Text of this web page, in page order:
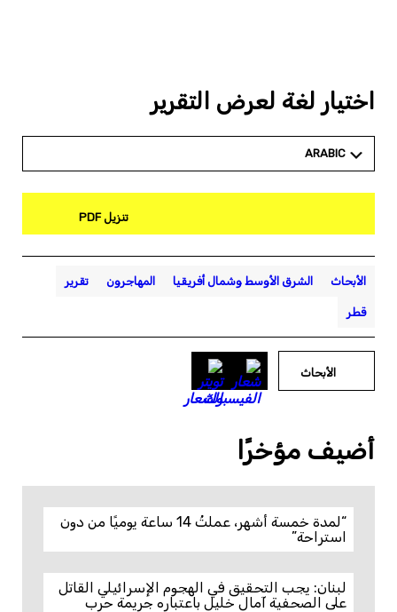
اختيار لغة لعرض التقرير
ARABIC
تنزيل PDF
الأبحاث الشرق الأوسط وشمال أفريقيا المهاجرون تقرير
قطر
الأبحاث
أضيف مؤخرًا
“لمدة خمسة أشهر، عملتُ 14 ساعة يوميًا من دون
استراحة”
لبنان: يجب التحقيق في الهجوم الإسرائيلي القاتل
على الصحفية آمال خليل باعتباره جريمة حرب